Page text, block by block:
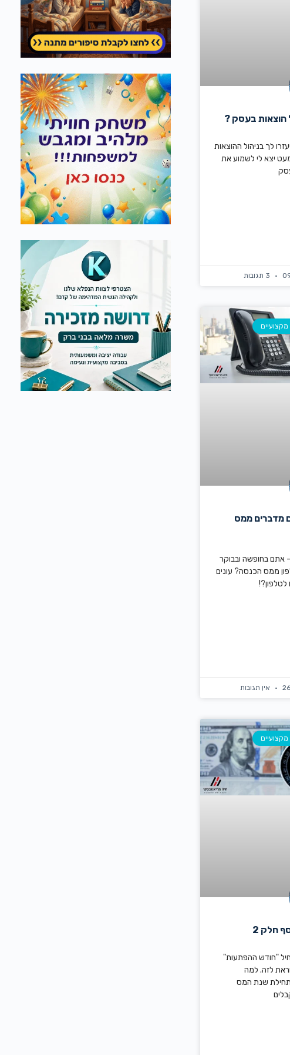
הוצאות בעסק ?
לך בניהול ההוצאות
יצא לי לשמוע את
מדברים ממס
אתם בחופשה ובבוקר
ממס הכנסה? עונים
לטלפון?!
אין תגובות
חלק 2
"חודש ההפתעות"
לזה. למה
שנת המס